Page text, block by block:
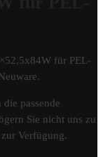
für PEL-
passende
Sie nicht uns zu
Verfügung.